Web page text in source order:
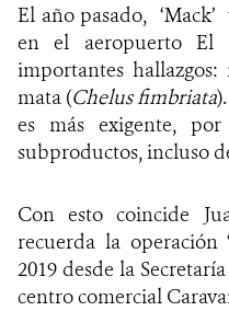
El año pasado,
en el aeropuerto El
importantes
mata (Chelus fimbriata
es más exigente,
subproductos, incluso
Con esto coincide
recuerda la operación
2019 desde la
centro comercial